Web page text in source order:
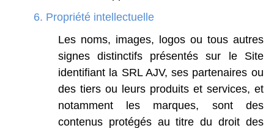
6. Propriété intellectuelle
Les noms, images, logos ou tous autres
signes
distinctifs présentés sur le
Site
identifiant la SRL AJV, ses partenaires ou
des tiers ou leurs produits et services, et
notamment
les marques, sont
des
contenus protégés au titre du droit des